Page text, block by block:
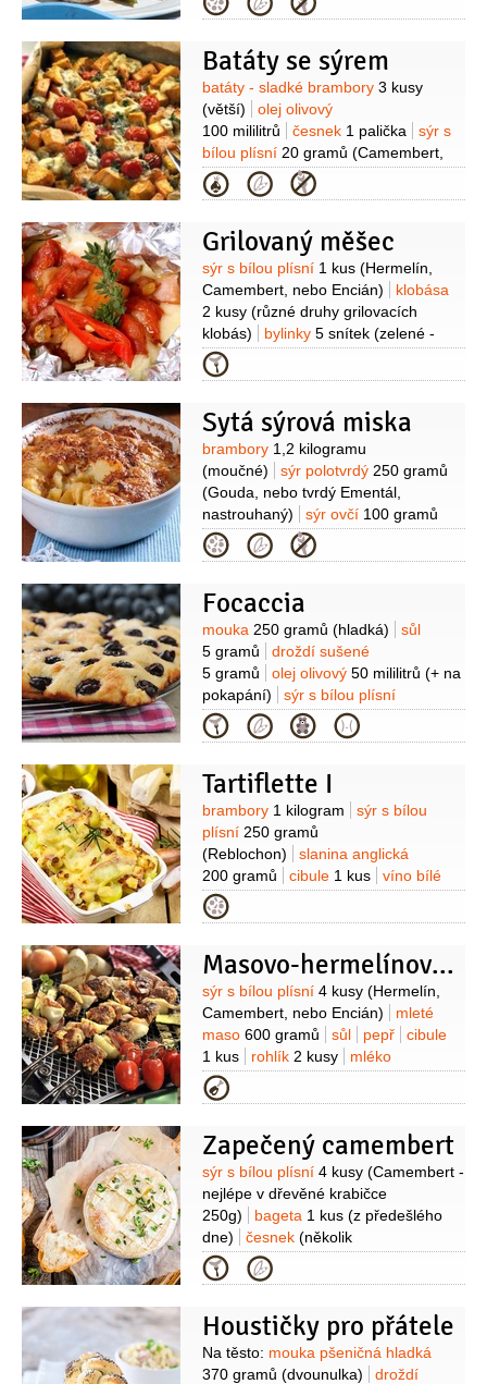
1 hrst
máslo tymián1 snítka
citron
Batáty se sýrem
Suroviny
batáty - sladké brambory 3 kusy
(větší)
olej olivový
100 mililitrů
česnek 1 palička
sýr s
bílou plísní 20 gramů (Camembert,
nebo jiný sýr tohoto typu)
římský5 gramů (mletý)
bazalka
(mletý)
sůl 5 gramů
ocet vinný
10 kapek
(červený)
Kategorie
Grilovaný měšec
Suroviny
sýr s bílou plísní 1 kus (Hermelín,
Camembert, nebo Encián)
klobása
2 kusy (různé druhy grilovacích
klobás)
bylinky 5 snítek (zelené -
tymián, rozmarýn)
3 stroužky
chléb toastový1 balení
Kategorie
Sytá sýrová miska
Suroviny
brambory 1,2 kilogramu
(moučné)
sýr polotvrdý 250 gramů
(Gouda, nebo tvrdý Ementál,
nastrouhaný)
sýr ovčí 100 gramů
(tvrdý, pařený, nastrouhaný)
Brynza100 gramů
sýr s bílou plísní
kousky)
víno bílé
na šlehání 1 decilitr (na přelití
)
cibule 1 kus (větší) máslo
(na zesklovatění cibule)
Kategorie
Focaccia
Suroviny
mouka 250 gramů (hladká)
sůl
5 gramů
droždí sušené
5 gramů
olej olivový 50 mililitrů (+ na
pokapání)
sýr s bílou plísní
(Camembert dle chuti)
ozdobení)
tymián(dle chuti)
mandle
Kategorie
Tartiflette I
Suroviny
brambory 1 kilogram
sýr s bílou
plísní 250 gramů
(Reblochon)
slanina anglická
200 gramů
cibule 1 kus
víno bílé
200 mililitrů
(čerstvý)
olej1 lžíce
Kategorie
Masovo-hermelínové kuličky
Suroviny
sýr s bílou plísní 4 kusy (Hermelín,
Camembert, nebo Encián)
mleté
maso 600 gramů sůl pepř
cibule
1 kus
rohlík 2 kusy
mléko
250 mililitrů
250 gramů
vejce1 kus
Kategorie
Zapečený camembert
Suroviny
sýr s bílou plísní 4 kusy (Camembert -
nejlépe v dřevěné krabičce
250g)
bageta 1 kus (z předešlého
dne)
česnek (několik
stroužků)
olivový(na potření)
ořechy
Kategorie
Houstičky pro přátele
Suroviny
Na těsto: mouka pšeničná hladká
370 gramů (dvounulka)
droždí